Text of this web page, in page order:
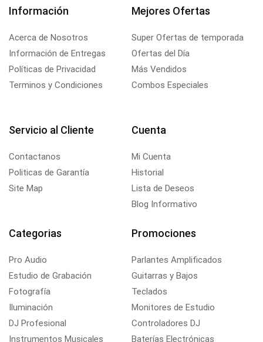
Información
Acerca de Nosotros
Información de Entregas
Políticas de Privacidad
Terminos y Condiciones
Mejores Ofertas
Super Ofertas de temporada
Ofertas del Día
Más Vendidos
Combos Especiales
Servicio al Cliente
Contactanos
Politicas de Garantía
Site Map
Cuenta
Mi Cuenta
Historial
Lista de Deseos
Blog Informativo
Categorias
Pro Audio
Estudio de Grabación
Fotografía
Iluminación
DJ Profesional
Instrumentos Musicales
Promociones
Parlantes Amplificados
Guitarras y Bajos
Teclados
Monitores de Estudio
Controladores DJ
Baterías Electrónicas